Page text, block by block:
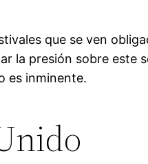
que se ven
la presión sobre este
es inminente.